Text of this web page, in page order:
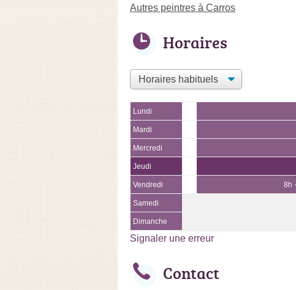
Autres peintres à Carros
Horaires
Lundi
Mardi
Mercredi
Jeudi
Vendredi 8h
Samedi
Dimanche
Signaler une erreur
Contact